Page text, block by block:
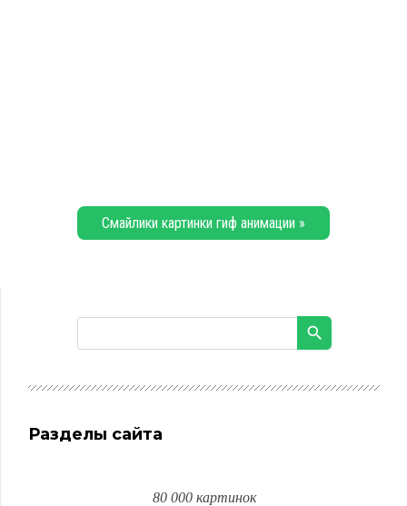
Смайлики картинки гиф анимации »
Разделы сайта
80 000 картинок